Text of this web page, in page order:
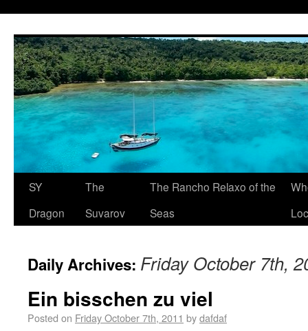
SY
Dragon
The
Suvarov
The Rancho Relaxo of the
Seas
Daily Archives: Friday October 7th,
Ein bisschen zu viel
Posted on Friday October 7th, 2011 bydafdaf